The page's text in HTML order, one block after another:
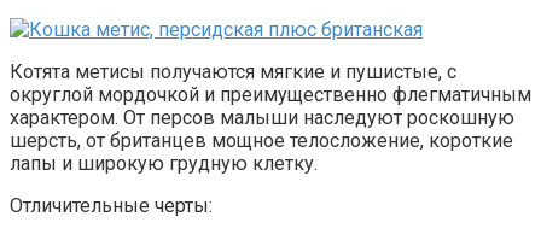
Котята метисы получаются мягкие и пушистые, с
округлой мордочкой и преимущественно флегматичным
характером. От персов малыши наследуют роскошную
шерсть, от британцев мощное телосложение, короткие
лапы и широкую грудную клетку.
Отличительные черты: